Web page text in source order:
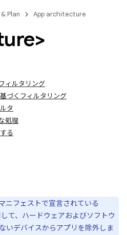
Plan App architecture
ィルタリング
づくフィルタリング
タ
処理
る
ニフェストで宣言されている
て、ハードウェアおよびソフトウ
いデバイスからアプリを除外しま